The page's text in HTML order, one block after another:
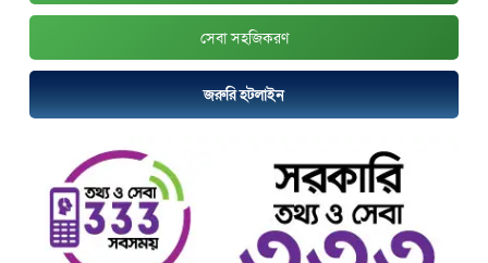
সেবা সহজিকরণ
জরুরি হটলাইন